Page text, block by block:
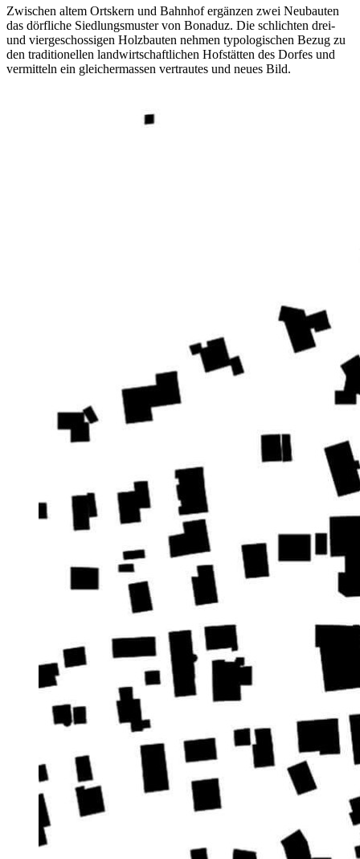
Zwischen altem Ortskern und Bahnhof ergänzen zwei Neubauten
das dörfliche Siedlungsmuster von Bonaduz. Die schlichten drei-
und viergeschossigen Holzbauten nehmen typologischen Bezug zu
den traditionellen landwirtschaftlichen Hofstätten des Dorfes und
vermitteln ein gleichermassen vertrautes und neues Bild.